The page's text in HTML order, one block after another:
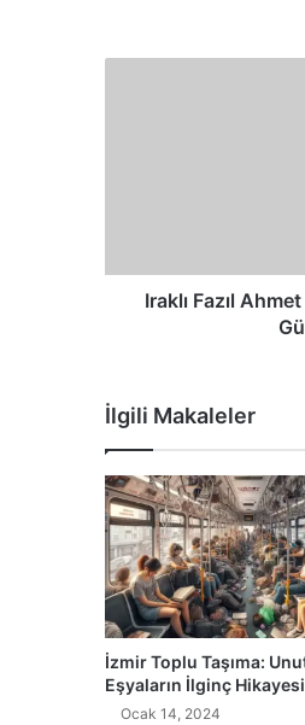
Iraklı Fazıl
İlgili Makaleler
İzmir Toplu Taşıma:
Eşyaların İlginç Hikayesi
Ocak 14, 2024